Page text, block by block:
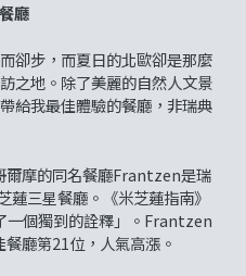
廳
卻步，而夏日的北歐卻是那麼
之地。除了美麗的自然人文景
給我最佳體驗的餐廳，非瑞典
摩的同名餐廳Frantzen是瑞
三星餐廳。《米芝蓮指南》
個獨到的詮釋」。Frantzen
廳第21位，人氣高漲。